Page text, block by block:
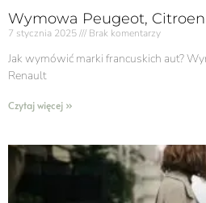
Wymowa Peugeot,
7 stycznia 2025 Brak komentarzy
Jak wymówić marki francuskich aut?
Renault
Czytaj więcej »